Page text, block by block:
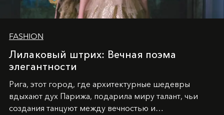
FASHION
Лилаковый штрих: Вечная поэма
элегантности
Рига, этот город, где архитектурные шедевры
вдыхают дух Парижа, подарила миру талант, чьи
создания танцуют между вечностью и